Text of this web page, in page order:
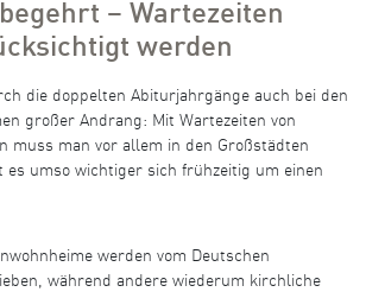
– Wartezeiten
werden
die doppelten Abiturjahrgänge auch bei den
großer Andrang: Mit Wartezeiten von
muss man vor allem in den Großstädten
es umso wichtiger sich frühzeitig um einen
werden vom Deutschen
während andere wiederum kirchliche